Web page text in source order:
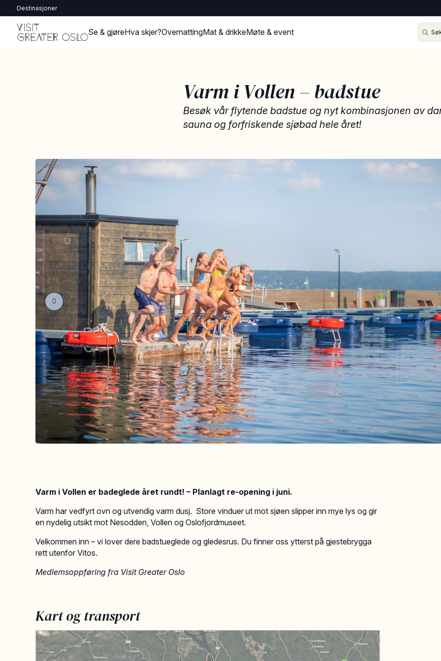
Destinasjoner
Se & gjøreHva skjer?OvernattingMat & drikkeMøte & event
Varm i Vollen – badstue
Besøk vår flytende badstue og nyt kombinasjonen av
sauna og forfriskende sjøbad hele året!
Varm i Vollen er badeglede året rundt! – Planlagt re-opening i juni.
Varm har vedfyrt ovn og utvendig varm dusj. Store vinduer ut mot sjøen slipper inn mye lys og gir
en nydelig utsikt mot Nesodden, Vollen og Oslofjordmuseet.
​​Velkommen inn – vi lover dere badstueglede og gledesrus. ​Du finner oss ytterst på gjestebrygga
rett utenfor Vitos.
Medlemsoppføring fra Visit Greater Oslo
Kart og transport